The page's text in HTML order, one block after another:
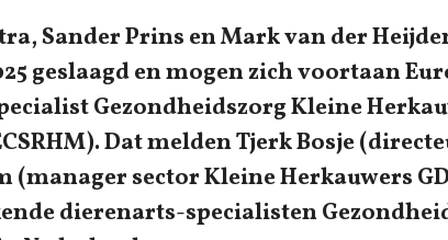
Sander Prins en Mark van der
geslaagd en mogen zich voortaan
Gezondheidszorg Kleine
Dat melden Tjerk Bosje
(manager sector Kleine Herkauwers
dierenarts-specialisten